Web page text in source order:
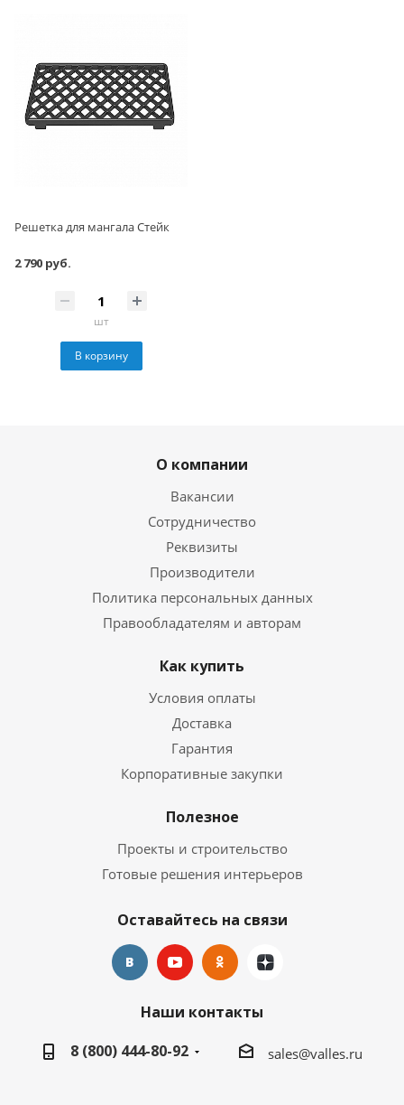
Решетка для мангала Стейк
2 790 руб.
шт
В корзину
О компании
Вакансии
Сотрудничество
Реквизиты
Производители
Политика персональных данных
Правообладателям и авторам
Как купить
Условия оплаты
Доставка
Гарантия
Корпоративные закупки
Полезное
Проекты и строительство
Готовые решения интерьеров
Оставайтесь на связи
Наши контакты
8 (800) 444-80-92
sales@valles.ru